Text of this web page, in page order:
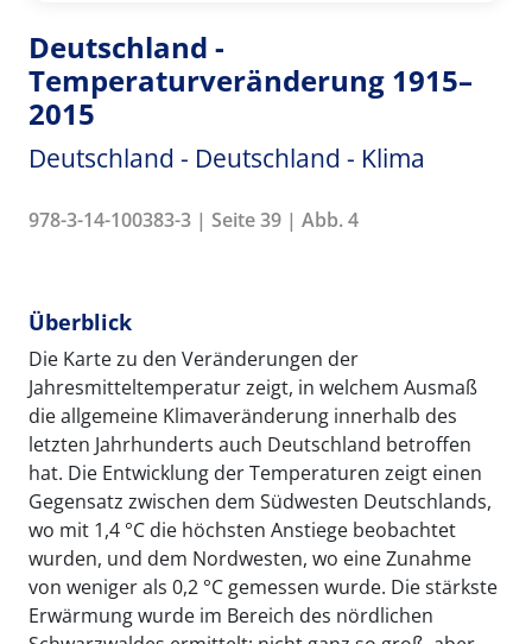
Deutschland -
Temperaturveränderung 1915–
2015
Deutschland - Deutschland - Klima
978-3-14-100383-3 | Seite 39 | Abb. 4
Überblick
Die Karte zu den Veränderungen der
Jahresmitteltemperatur zeigt, in welchem Ausmaß
die allgemeine Klimaveränderung innerhalb des
letzten Jahrhunderts auch Deutschland betroffen
hat. Die Entwicklung der Temperaturen zeigt einen
Gegensatz zwischen dem Südwesten Deutschlands,
wo mit 1,4 °C die höchsten Anstiege beobachtet
wurden, und dem Nordwesten, wo eine Zunahme
von weniger als 0,2 °C gemessen wurde. Die stärkste
Erwärmung wurde im Bereich des nördlichen